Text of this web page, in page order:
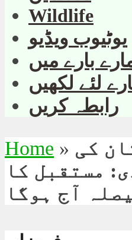
Wildlife
یوٹیوب ویڈیو
بارے میں
لئے لکھیں
رابطہ کریں
Home » کی
مستقبل کا
آج ہوگا